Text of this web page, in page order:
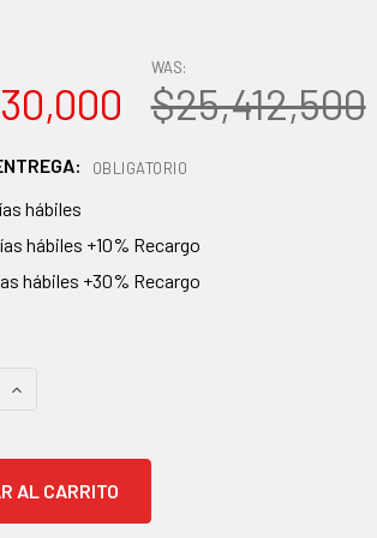
WAS:
$25,412,500
OBLIGATORIO
hábiles
hábiles +10% Recargo
hábiles +30% Recargo
AUMENTAR CANTIDAD: